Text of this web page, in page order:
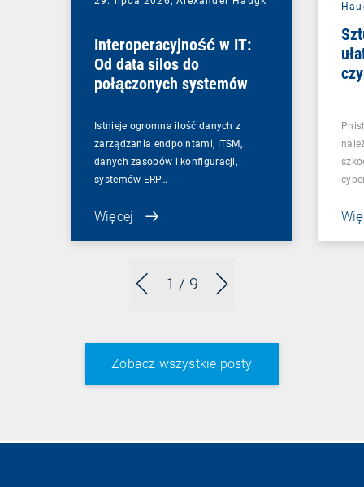
1 / 9
Interoperacyjność w IT:
Od data silos do
połączonych systemów
Istnieje ogromna ilość danych z
zarządzania endpointami, ITSM,
danych zasobów i konfiguracji,
systemów ERP…
Więcej
Zobacz wszystkie posty